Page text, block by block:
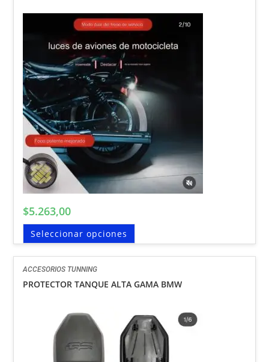
$5.263,00
Seleccionar opciones
ACCESORIOS TUNNING
PROTECTOR TANQUE ALTA GAMA BMW